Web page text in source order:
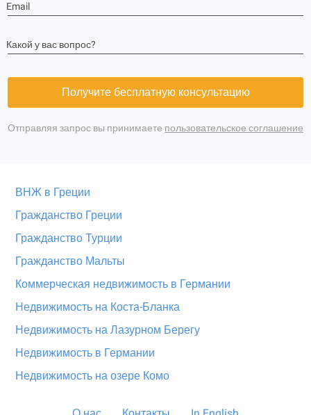
Email
Какой у вас вопрос?
Получите бесплатную консультацию
Отправляя запрос вы принимаете пользовательское соглашение
ВНЖ в Греции
Гражданство Греции
Гражданство Турции
Гражданство Мальты
Коммерческая недвижимость в Германии
Недвижимость на Коста-Бланка
Недвижимость на Лазурном Берегу
Недвижимость в Германии
Недвижимость на озере Комо